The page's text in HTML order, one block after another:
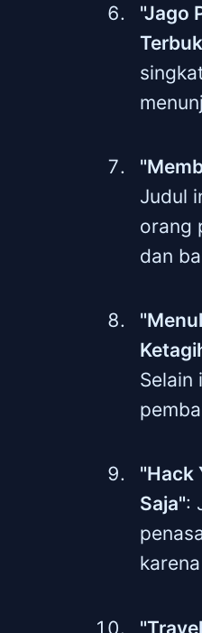
"Jago
Judul
orang
dan
Selain
"Hack
Saja":